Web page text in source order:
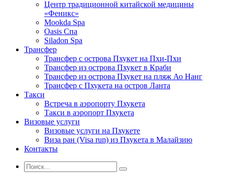
Центр традиционной китайской медицины
«Феникс»
Mookda Spa
Oasis Спа
Siladon Spa
Трансфер
Трансфер с острова Пхукет на Пхи-Пхи
Трансфер из острова Пхукет в Краби
Трансфер из острова Пхукет на пляж Ао Нанг
Трансфер с Пхукета на остров Ланта
Такси
Встреча в аэропорту Пхукета
Такси в аэропорт Пхукета
Визовые услуги
Визовые услуги на Пхукете
Виза ран (Visa run) из Пхукета в Малайзию
Контакты